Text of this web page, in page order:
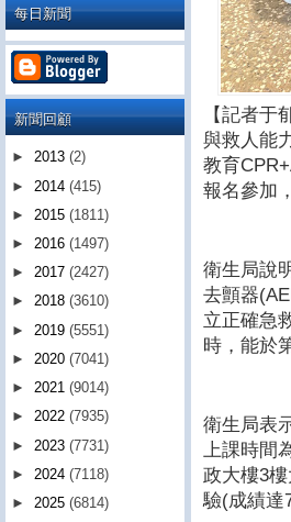
【記者
與救人能
教育
報名參加
衛生局說
去顫器
立正確急
時，能於
衛生局表
上課時間
政大樓3
驗(成績達
每日新聞
新聞回顧
► 2013 (2)
► 2014 (415)
► 2015 (1811)
► 2016 (1497)
► 2017 (2427)
► 2018 (3610)
► 2019 (5551)
► 2020 (7041)
► 2021 (9014)
► 2022 (7935)
► 2023 (7731)
► 2024 (7118)
► 2025 (6814)